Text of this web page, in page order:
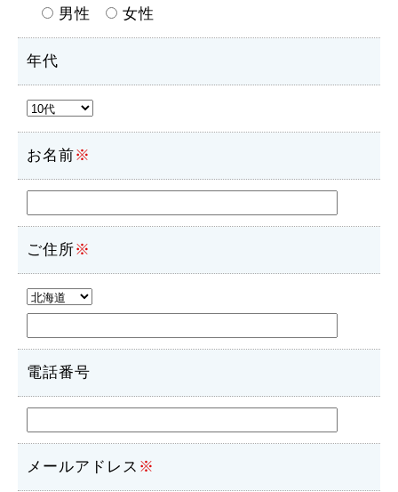
男性 女性
年代
お名前※
ご住所※
電話番号
メールアドレス ※